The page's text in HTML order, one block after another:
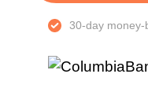
30-day